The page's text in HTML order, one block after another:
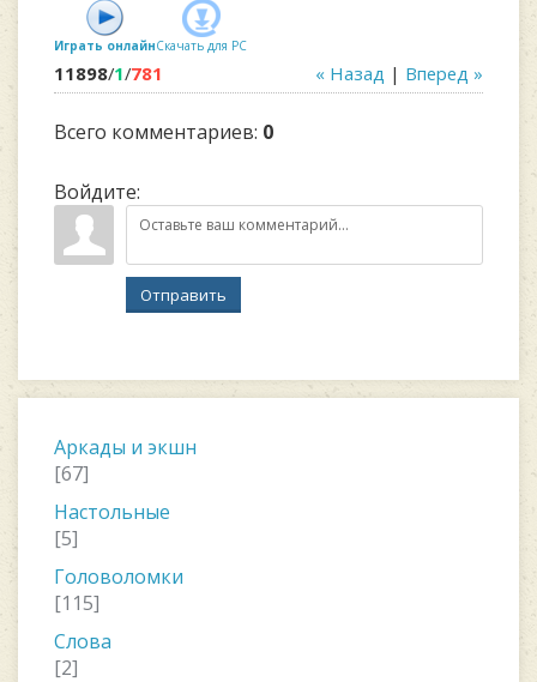
Играть онлайнСкачать для PC
« Назад | Вперед »
11898/1/781
Всего комментариев: 0
Войдите:
Отправить
Аркады и экшн
[67]
Настольные
[5]
Головоломки
[115]
Слова
[2]